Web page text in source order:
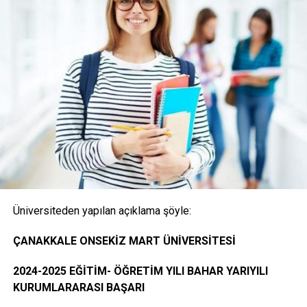
1- Merkezi Yerleştirme Puanı İle Yatay Geçiş Online
(İnternet) Başvurusunda Bulunan Öğrencilerden
İstenen Belgeler
Onaylı Not belgesi (transkript); başvuruda bulunan
öğrencinin ayrılacağı kurumda okuduğu bütün
dersleri ve bu derslerden aldığı notları gösteren
belge.( E-Devlet, Elektronik imza ya da Islak İmzalı)
Öğrencinin yerleştiği yıldaki LYS ve ÖSYS Sonuç
Üniversiteden yapılan açıklama şöyle:
ÇANAKKALE ONSEKİZ MART ÜNİVERSİTESİ
2024-2025 EĞİTİM- ÖĞRETİM YILI BAHAR YARIYILI
KURUMLARARASI BAŞARI